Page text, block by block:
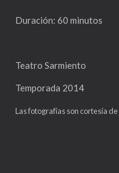
Duración: 60 minutos
Teatro Sarmiento
Temporada 2014
Las fotografías son cortesía